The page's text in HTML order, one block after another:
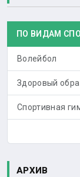
ПО ВИДАМ
Волейбол
Здоровый
Спортивная
АРХИВ